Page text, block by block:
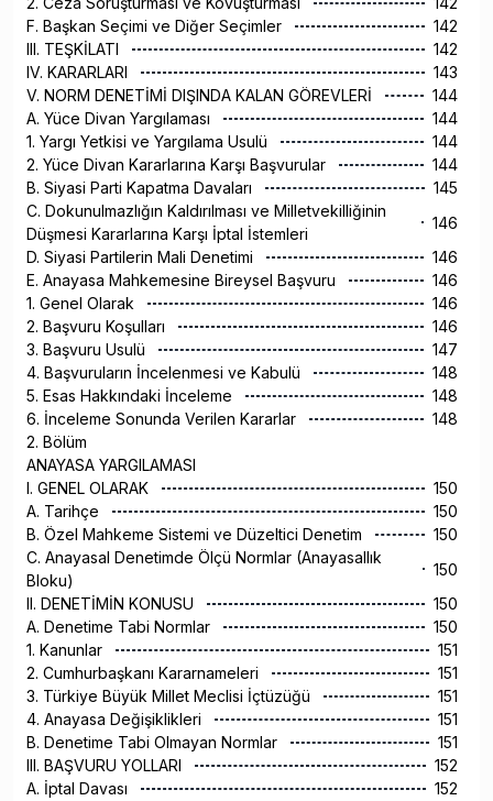
F. Başkan Seçimi ve Diğer Seçimler
142
III. TEŞKİLATI
142
IV. KARARLARI
143
V. NORM DENETİMİ DIŞINDA KALAN GÖREVLERİ
144
A. Yüce Divan Yargılaması
144
1. Yargı Yetkisi ve Yargılama Usulü
144
2. Yüce Divan Kararlarına Karşı Başvurular
144
B. Siyasi Parti Kapatma Davaları
145
C. Dokunulmazlığın Kaldırılması ve Milletvekilliğinin
Düşmesi Kararlarına Karşı İptal İstemleri
146
D. Siyasi Partilerin Mali Denetimi
146
E. Anayasa Mahkemesine Bireysel Başvuru
146
1. Genel Olarak
146
2. Başvuru Koşulları
146
3. Başvuru Usulü
147
4. Başvuruların İncelenmesi ve Kabulü
148
5. Esas Hakkındaki İnceleme
148
6. İnceleme Sonunda Verilen Kararlar
148
2. Bölüm
ANAYASA YARGILAMASI
I. GENEL OLARAK
150
A. Tarihçe
150
B. Özel Mahkeme Sistemi ve Düzeltici Denetim
150
C. Anayasal Denetimde Ölçü Normlar (Anayasallık
Bloku)
150
II. DENETİMİN KONUSU
150
A. Denetime Tabi Normlar
150
1. Kanunlar
151
2. Cumhurbaşkanı Kararnameleri
151
3. Türkiye Büyük Millet Meclisi İçtüzüğü
151
4. Anayasa Değişiklikleri
151
B. Denetime Tabi Olmayan Normlar
151
III. BAŞVURU YOLLARI
152
A. İptal Davası
152